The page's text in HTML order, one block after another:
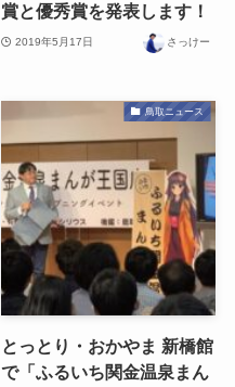
賞と優秀賞を発表します！
2019年5月17日 さっけー
鳥取ニュース
とっとり・おかやま 新橋館
で「ふるいち関金温泉まん